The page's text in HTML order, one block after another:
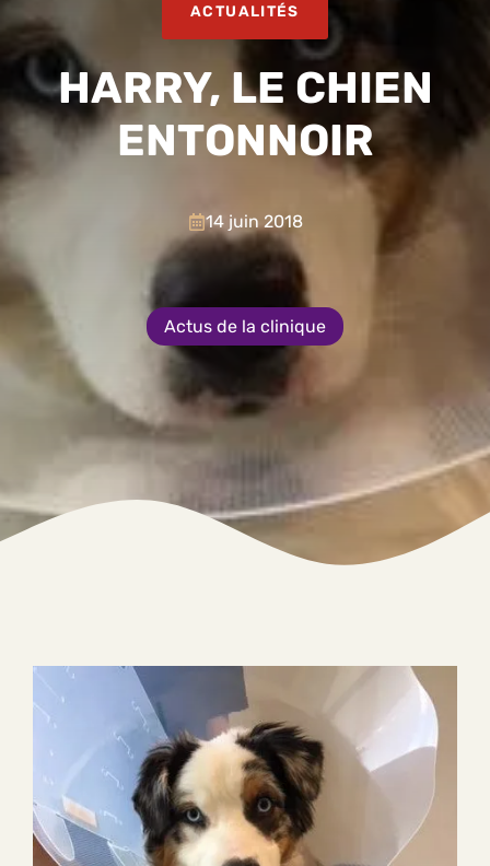
ACTUALITÉS
HARRY, LE CHIEN
ENTONNOIR
14 juin 2018
Actus de la clinique